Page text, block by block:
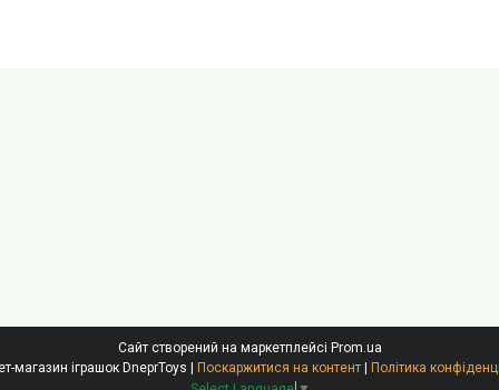
Сайт створений на маркетплейсі Prom.ua
Інтернет-магазин іграшок DneprToys | Поскаржитися на контент | Політика